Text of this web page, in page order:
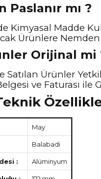
Paslanır mı ?
Kimyasal Madde
Ürünlere
Orijinal mi
Satılan Ürünler
ve Faturası ile
May
Balabadi
: Alüminyum